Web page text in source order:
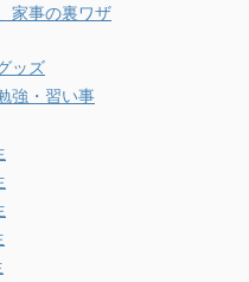
家事の裏ワザ
ッズ
強・習い事